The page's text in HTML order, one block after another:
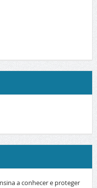
a conhecer e proteger